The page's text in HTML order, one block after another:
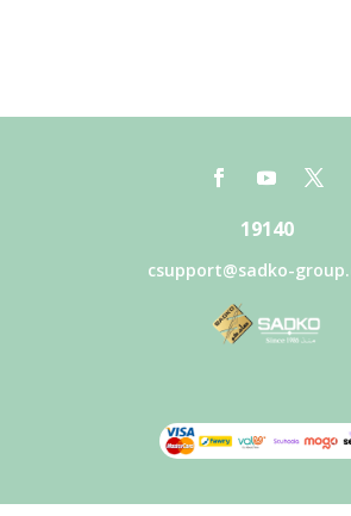
19140
csupport@sadko-